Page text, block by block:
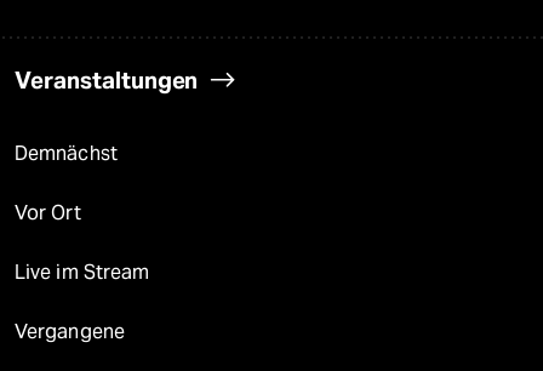
Veranstaltungen
Demnächst
Vor Ort
Live im Stream
Vergangene